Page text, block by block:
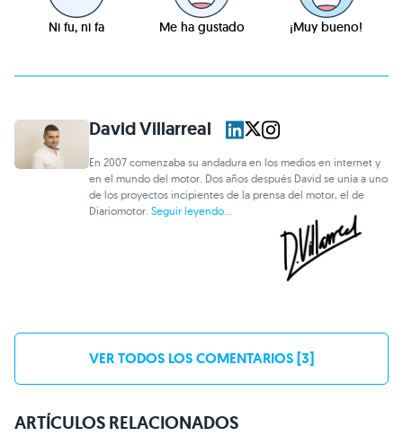
Ni fu, ni fa Me ha gustado ¡Muy bueno!
David Villarreal
En 2007 comenzaba su andadura en los medios en internet y
en el mundo del motor. Dos años después David se unía a uno
de los proyectos incipientes de la prensa del motor, el de
Diariomotor.Seguir leyendo...
VER TODOS LOS COMENTARIOS [3]
ARTÍCULOS RELACIONADOS